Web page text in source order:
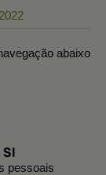
2022
abaixo
pessoais